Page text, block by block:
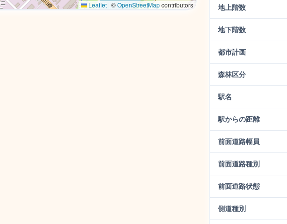
Leaflet | ©OpenStreetMapcontributors 地上階数
地下階数
都市計画
森林区分
駅名
駅からの距離
前面道路幅員
前面道路種別
前面道路状態
側道種別